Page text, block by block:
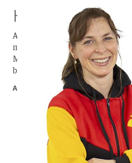
Hilfe für
Als Missionarin habe ich die
miterlebt. Mein Herz schlägt
Menschen dort. Sie leben oft in
brauchen dringend unsere Hilfe.
Anette Jarsetz – ehemalige